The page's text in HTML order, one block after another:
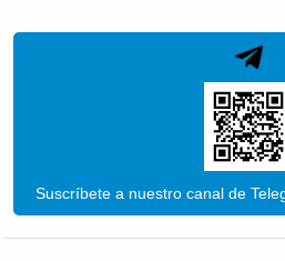
Suscríbete a nuestro canal de